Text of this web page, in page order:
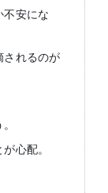
不安にな
されるのが
心配。